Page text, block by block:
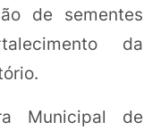
de sementes
da
Municipal de